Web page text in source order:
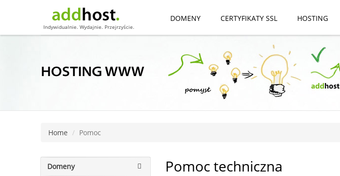
Indywidualnie. Wydajnie. Przejrzyście.
DOMENY CERTYFIKATY SSL HOSTING
Home Pomoc
Domeny
Pomoc techniczna